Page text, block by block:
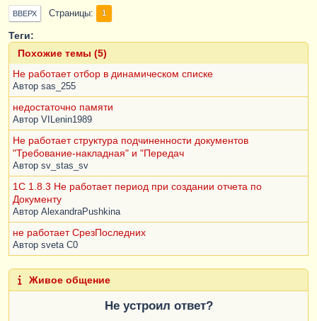
ВВЕРХ Страницы 1
Теги:
Похожие темы (5)
Не работает отбор в динамическом списке
Автор sas_255
недостаточно памяти
Автор VILenin1989
Не работает структура подчиненности документов
"Требование-накладная" и "Передач
Автор sv_stas_sv
1С 1.8.3 Не работает период при создании отчета по
Документу
Автор AlexandraPushkina
не работает СрезПоследних
Автор sveta C0
Живое общение
Не устроил ответ?